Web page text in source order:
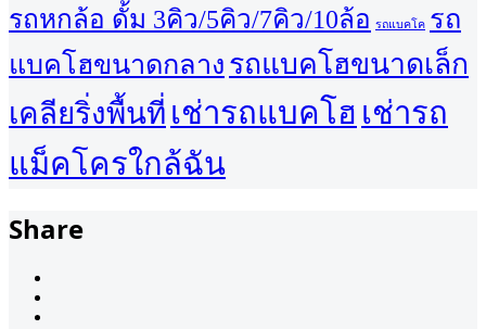
รถหกล้อ ดั้ม 3คิว/5คิว/7คิว/10ล้อ รถแบคโค รถ
แบคโฮขนาดกลาง รถแบคโฮขนาดเล็ก
เคลียริ่งพื้นที่ เช่ารถแบคโฮ เช่ารถ
แม็คโครใกล้ฉัน
Share